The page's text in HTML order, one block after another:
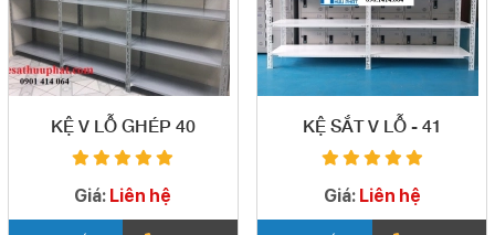
KỆ V LỖ GHÉP 40
Giá: Liên hệ
KỆ SẮT V LỖ - 41
Giá: Liên hệ